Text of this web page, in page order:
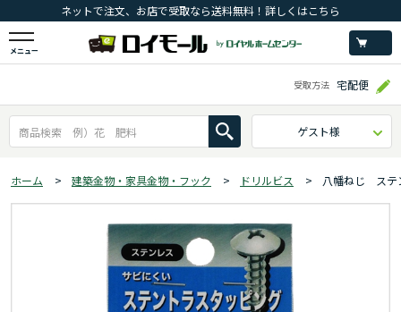
ネットで注文、お店で受取なら送料無料！詳しくはこちら
メニュー
受取方法 宅配便
ゲスト様
ホーム > 建築金物・家具金物・フック > ドリルビス > 八幡ねじ ステ